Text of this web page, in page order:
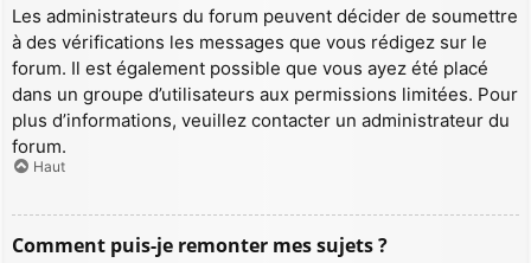
Les administrateurs du forum peuvent décider de soumettre
à des vérifications les messages que vous rédigez sur le
forum. Il est également possible que vous ayez été placé
dans un groupe d’utilisateurs aux permissions limitées. Pour
plus d’informations, veuillez contacter un administrateur du
forum.
Haut
Comment puis-je remonter mes sujets ?